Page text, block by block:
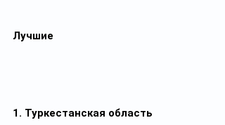
Лучшие
1. Туркестанская область